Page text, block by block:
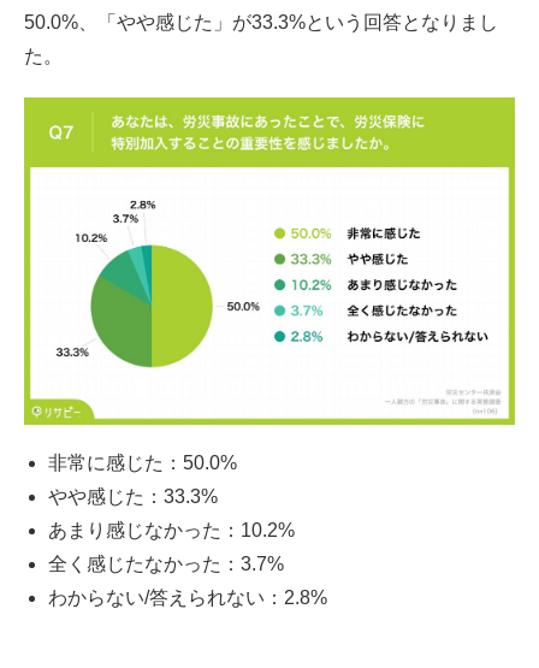
50.0%、「やや感じた」が33.3%という回答となりまし
た。
非常に感じた：50.0%
やや感じた：33.3%
あまり感じなかった：10.2%
全く感じたなかった：3.7%
わからない/答えられない：2.8%